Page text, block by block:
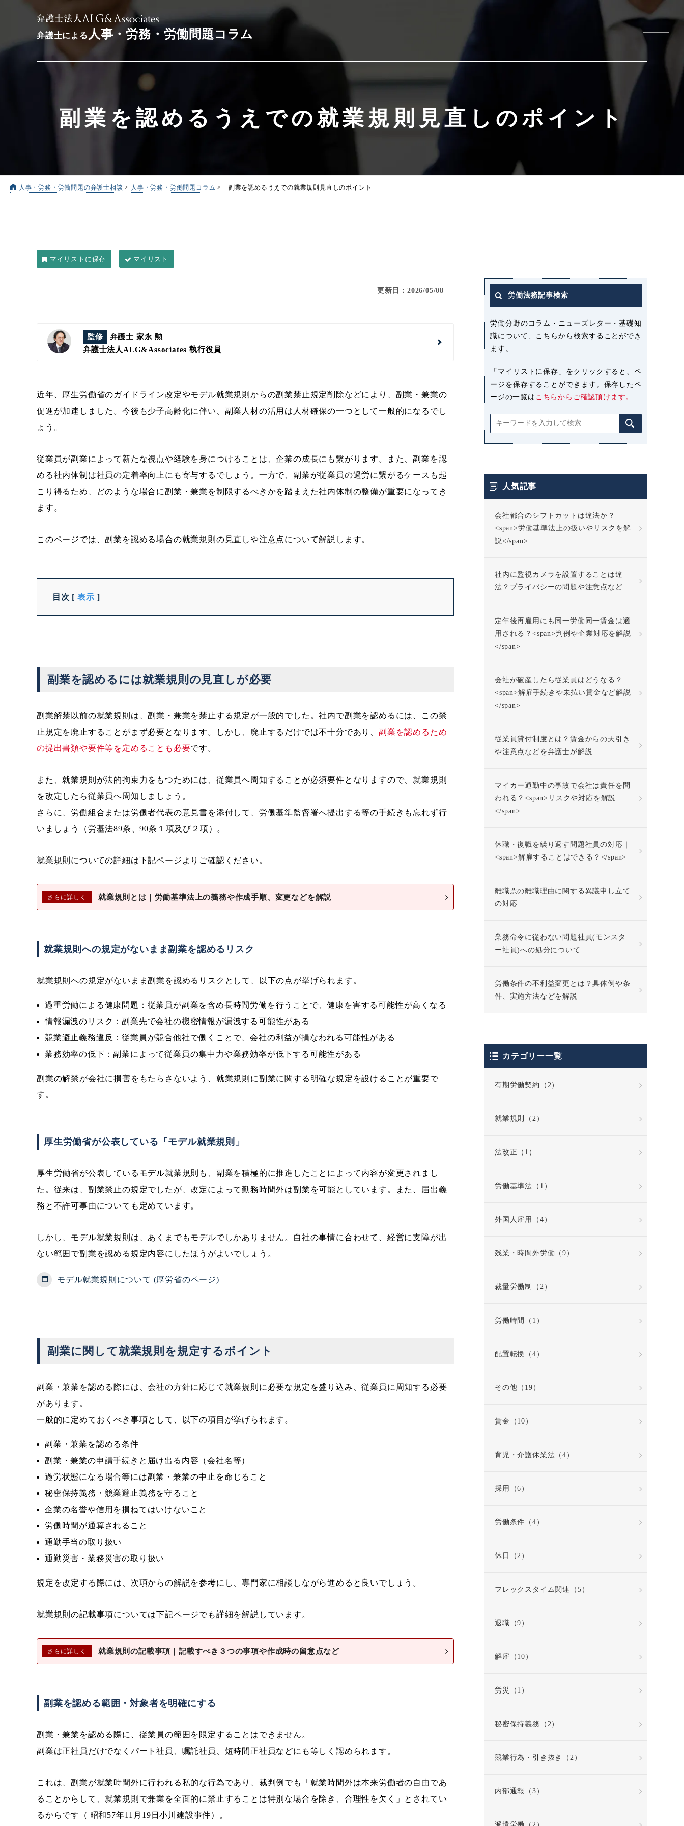
弁護士による 人事・労務・労働問題コラム
副業を認めるうえでの就業規則見直しのポイント
人事・労務・労働問題の弁護士相談 > 人事・労務・労働問題コラム > 副業を認めるうえでの就業規則見直しのポイント
マイリスト
更新日：2026/05/08
監修
弁護士 家永 勲
弁護士法人ALG&Associates 執行役員
近年、厚生労働省のガイドライン改定やモデル就業規則からの副業禁止規定削除などにより、副業・兼業の
促進が加速しました。今後も少子高齢化に伴い、副業人材の活用は人材確保の一つとして一般的になるでし
ょう。
従業員が副業によって新たな視点や経験を身につけることは、企業の成長にも繋がります。また、副業を認
める社内体制は社員の定着率向上にも寄与するでしょう。一方で、副業が従業員の過労に繋がるケースも起
こり得るため、どのような場合に副業・兼業を制限するべきかを踏まえた社内体制の整備が重要になってき
ます。
このページでは、副業を認める場合の就業規則の見直しや注意点について解説します。
目次 [ 表示 ]
副業を認めるには就業規則の見直しが必要
副業解禁以前の就業規則は、副業・兼業を禁止する規定が一般的でした。社内で副業を認めるには、この禁
止規定を廃止することがまず必要となります。しかし、廃止するだけでは不十分であり、副業を認めるため
の提出書類や要件等を定めることも必要です。
また、就業規則が法的拘束力をもつためには、従業員へ周知することが必須要件となりますので、就業規則
を改定したら従業員へ周知しましょう。
さらに、労働組合または労働者代表の意見書を添付して、労働基準監督署へ提出する等の手続きも忘れず行
いましょう（労基法89条、90条１項及び２項）。
就業規則についての詳細は下記ページよりご確認ください。
就業規則とは｜労働基準法上の義務や作成手順、変更などを解説
就業規則への規定がないまま副業を認めるリスク
就業規則への規定がないまま副業を認めるリスクとして、以下の点が挙げられます。
過重労働による健康問題：従業員が副業を含め長時間労働を行うことで、健康を害する可能性が高くなる
情報漏洩のリスク：副業先で会社の機密情報が漏洩する可能性がある
競業避止義務違反：従業員が競合他社で働くことで、会社の利益が損なわれる可能性がある
業務効率の低下：副業によって従業員の集中力や業務効率が低下する可能性がある
副業の解禁が会社に損害をもたらさないよう、就業規則に副業に関する明確な規定を設けることが重要で
す。
厚生労働省が公表している「モデル就業規則」
厚生労働省が公表しているモデル就業規則も、副業を積極的に推進したことによって内容が変更されまし
た。従来は、副業禁止の規定でしたが、改定によって勤務時間外は副業を可能としています。また、届出義
務と不許可事由についても定めています。
しかし、モデル就業規則は、あくまでもモデルでしかありません。自社の事情に合わせて、経営に支障が出
ない範囲で副業を認める規定内容にしたほうがよいでしょう。
モデル就業規則について (厚労省のページ)
副業に関して就業規則を規定するポイント
副業・兼業を認める際には、会社の方針に応じて就業規則に必要な規定を盛り込み、従業員に周知する必要
があります。
一般的に定めておくべき事項として、以下の項目が挙げられます。
副業・兼業を認める条件
副業・兼業の申請手続きと届け出る内容（会社名等）
過労状態になる場合等には副業・兼業の中止を命じること
秘密保持義務・競業避止義務を守ること
企業の名誉や信用を損ねてはいけないこと
労働時間が通算されること
通勤手当の取り扱い
通勤災害・業務災害の取り扱い
規定を改定する際には、次項からの解説を参考にし、専門家に相談しながら進めると良いでしょう。
就業規則の記載事項については下記ページでも詳細を解説しています。
就業規則の記載事項｜記載すべき３つの事項や作成時の留意点など
副業を認める範囲・対象者を明確にする
副業・兼業を認める際に、従業員の範囲を限定することはできません。
副業は正社員だけでなくパート社員、嘱託社員、短時間正社員などにも等しく認められます。
これは、副業が就業時間外に行われる私的な行為であり、裁判例でも「就業時間外は本来労働者の自由であ
ることからして、就業規則で兼業を全面的に禁止することは特別な場合を除き、合理性を欠く」とされてい
るからです（ 昭和57年11月19日小川建設事件）。
労働法務記事検索
労働分野のコラム・ニューズレター・基礎知
識について、こちらから検索することができ
ます。
「マイリストに保存」をクリックすると、ペ
ージを保存することができます。保存したペ
ージの一覧は こちらからご確認頂けます。
人気記事
会社都合のシフトカットは違法か？
<span>労働基準法上の扱いやリスクを解
説</span>
社内に監視カメラを設置することは違
法？プライバシーの問題や注意点など
定年後再雇用にも同一労働同一賃金は適
用される？<span>判例や企業対応を解説
</span>
会社が破産したら従業員はどうなる？
<span>解雇手続きや未払い賃金など解説
</span>
従業員貸付制度とは？賃金からの天引き
や注意点などを弁護士が解説
マイカー通勤中の事故で会社は責任を問
われる？<span>リスクや対応を解説
</span>
休職・復職を繰り返す問題社員の対応｜
<span>解雇することはできる？</span>
離職票の離職理由に関する異議申し立て
の対応
業務命令に従わない問題社員(モンスタ
ー社員)への処分について
労働条件の不利益変更とは？具体例や条
件、実施方法などを解説
カテゴリー一覧
有期労働契約（2）
就業規則（2）
法改正（1）
労働基準法（1）
外国人雇用（4）
残業・時間外労働（9）
裁量労働制（2）
労働時間（1）
配置転換（4）
その他（19）
賃金（10）
育児・介護休業法（4）
採用（6）
労働条件（4）
休日（2）
フレックスタイム関連（5）
退職（9）
解雇（10）
労災（1）
秘密保持義務（2）
競業行為・引き抜き（2）
内部通報（3）